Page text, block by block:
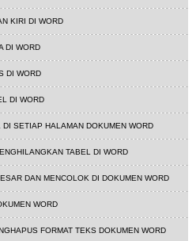
KIRI DI WORD
DI WORD
DI WORD
DI WORD
SETIAP HALAMAN DOKUMEN WORD
TABEL DI WORD
DAN MENCOLOK DI DOKUMEN WORD
WORD
FORMAT TEKS DOKUMEN WORD